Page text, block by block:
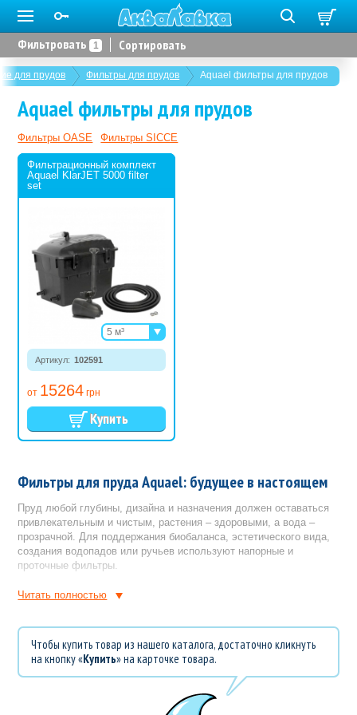
для прудов Фильтры для прудов Aquael фильтры для прудов
Aquael фильтры для прудов
Фильтровать 1 Сортировать
Фильтры OASE Фильтры SICCE
Фильтрационный комплект
Aquael KlarJET 5000 filter
set
Артикул: 102591
от 15264 грн
5 м³
Фильтры для пруда Aquael: будущее в настоящем
Пруд любой глубины, дизайна и назначения должен оставаться
привлекательным и чистым, растения – здоровыми, а вода –
прозрачной. Для поддержания биобаланса, эстетического вида,
создания водопадов или ручьев используют напорные и
проточные фильтры.
Подбирая фильтр для пруда в АкваЛавке, учитывайте:
оборудование с большей мощностью);
назначение водоема (декоративный, для купания, для
особенности дизайна (горки, водопады, ручьи и другие
Читать полностью
Чтобы купить товар из нашего каталога, достаточно кликнуть
на кнопку «Купить» на карточке товара.